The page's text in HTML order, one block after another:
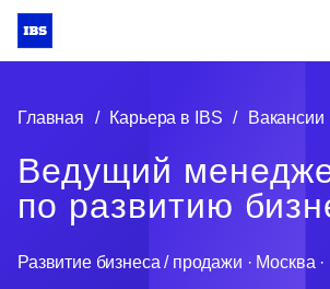
Главная / Карьера в IBS / Вакансии
Ведущий
по развитию
Развитие бизнеса / продажи · Москва ·